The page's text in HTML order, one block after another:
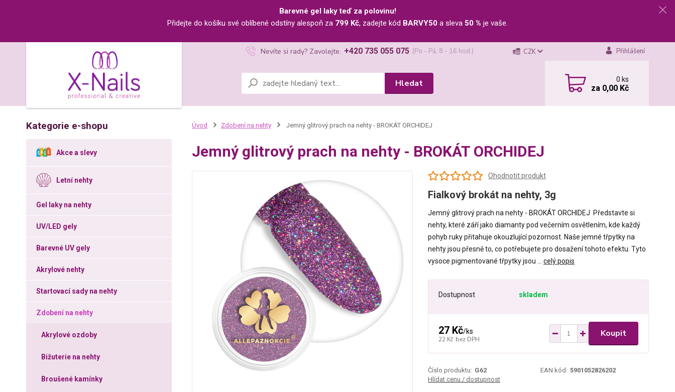
Barevné gel laky teď za polovinu!
Přidejte do košíku své oblíbené odstíny alespoň za 799 Kč, zadejte kód BARVY50 a sleva 50 % je vaše.
CZK Přihlášení
Hledat
Nevíte si rady? Zavolejte. +420 735 055 075 (Po - Pá, 8 - 16 hod.)
0ks
za 0,00 Kč
Kategorie e-shopu
Akce a slevy
Letní nehty
Gel laky na nehty
UV/LED gely
Barevné UV gely
Akrylové nehty
Startovací sady na nehty
Zdobení na nehty
Akrylové ozdoby
Bižuterie na nehty
Broušené kamínky
Úvod Zdobení na nehty Jemný glitrový prach na nehty - BROKÁT ORCHIDEJ
Jemný glitrový prach na nehty - BROKÁT ORCHIDEJ
Ohodnotit produkt
Fialkový brokát na nehty, 3g
Jemný glitrový prach na nehty - BROKÁT ORCHIDEJ Představte si
nehty, které září jako diamanty pod večerním osvětlením, kde každý
pohyb ruky přitahuje okouzlující pozornost. Naše jemné třpytky na
nehty jsou přesně to, co potřebujete pro dosažení tohoto efektu. Tyto
vysoce pigmentované třpytky jsou ... celý popis
Dostupnost skladem
27 Kč/ks
22 Kč bez DPH
Koupit
Číslo produktu: G62 EAN kód: 5901052826202
Hlídat cenu / dostupnost